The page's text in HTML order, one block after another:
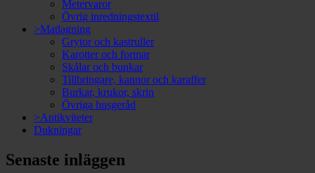
Metervaror
Övrig inredningstextil
>Matlagning
Grytor och kastruller
Karotter och formar
Skålar och bunkar
Tillbringare, kannor och karaffer
Burkar, krukor, skrin
Övriga husgeråd
>Antikviteter
Dukningar
Senaste inläggen